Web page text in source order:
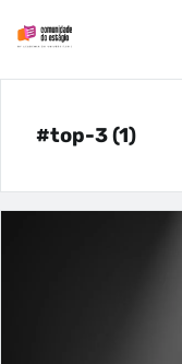
#top-3 (1)